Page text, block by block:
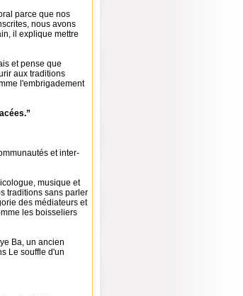
parce que nos
nous avons
il explique mettre
et pense que
aux traditions
l'embrigadement
et inter-
musique et
traditions sans parler
des médiateurs et
les boisseliers
Ba, un ancien
Le souffle d'un